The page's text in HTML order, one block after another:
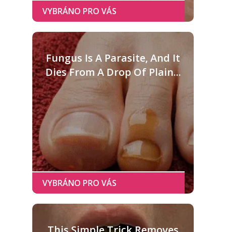
Fungus Is A Parasite, And It
Dies From A Drop Of Plain...